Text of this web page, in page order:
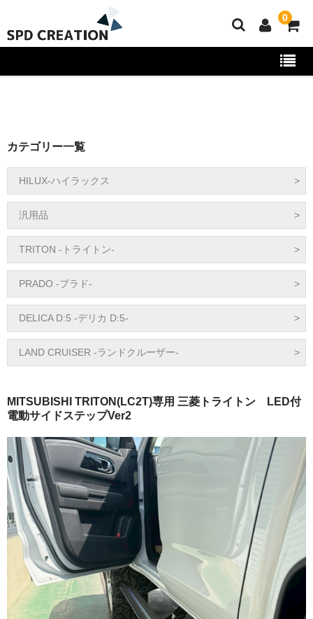
0
特定商取引
ショップ利用案内
カテゴリ
お問い合わせ
コラム
カテゴリー一覧
HILUX-ハイラックス
汎用品
TRITON -トライトン-
PRADO -プラド-
DELICA D:5 -デリカ D:5-
LAND CRUISER -ランドクルーザー-
MITSUBISHI TRITON(LC2T)専用 三菱トライトン LED付
電動サイドステップVer2